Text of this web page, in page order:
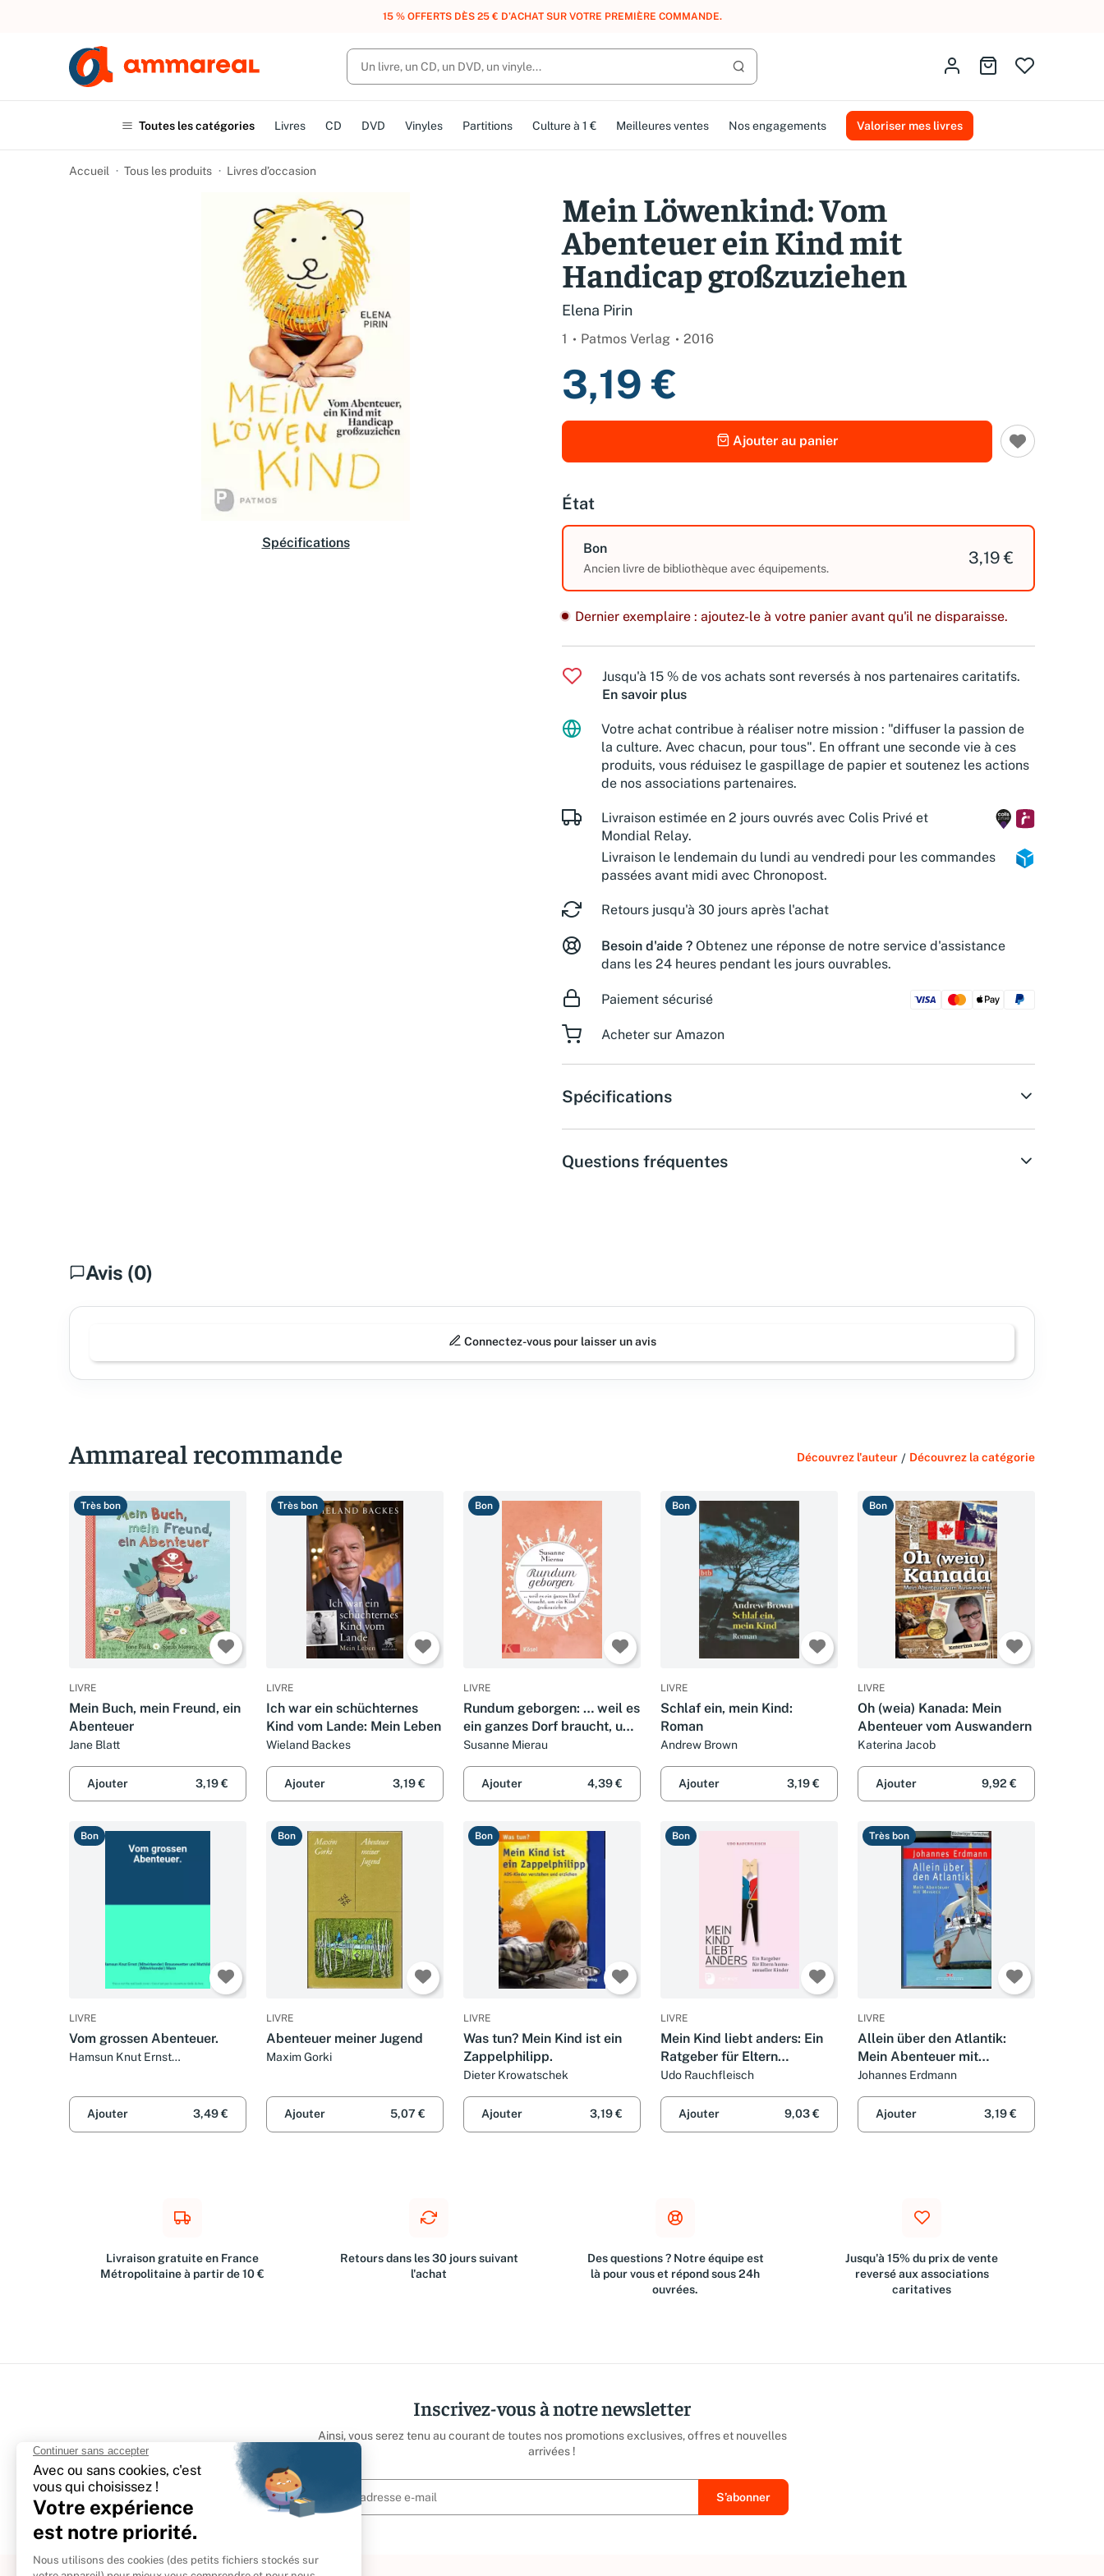
UN ACHAT, DES POINTS, DES RÉCOMPENSES :REJOIGNEZ GRATUITEMENT LE CLUB AMMAREAL.
Lancer la recherche
Identifiez-vousAller au panier
Toutes les catégories Livres CD DVD Vinyles Partitions Culture à 1 € Meilleures ventes Nos engagements Valoriser mes livres
Accueil Tous les produits Livres d’occasion
Spécifications
Mein Löwenkind: Vom
Abenteuer ein Kind mit
Handicap großzuziehen
Elena Pirin
1 Patmos Verlag 2016
3,19 €
Ajouter au panier
État
Bon
Ancien livre de bibliothèque avec équipements.
3,19 €
Dernier exemplaire : ajoutez-le à votre panier avant qu'il ne disparaisse.
Jusqu'à 15 % de vos achats sont reversés à nos partenaires caritatifs.
En savoir plus
Votre achat contribue à réaliser notre mission : "diffuser la passion de
la culture. Avec chacun, pour tous". En offrant une seconde vie à ces
produits, vous réduisez le gaspillage de papier et soutenez les actions
de nos associations partenaires.
Livraison estimée en 2 jours ouvrés avec Colis Privé et
Mondial Relay.
Livraison le lendemain du lundi au vendredi pour les commandes
passées avant midi avec Chronopost.
Retours jusqu'à 30 jours après l'achat
Besoin d'aide ? Obtenez une réponse de notre service d'assistance
dans les 24 heures pendant les jours ouvrables.
Paiement sécurisé
Acheter sur Amazon
Spécifications
Questions fréquentes
Avis (0)
Connectez-vous pour laisser un avis
Ammareal recommande Découvrez l'auteur / Découvrez la catégorie
Très bon
LIVRE
Mein Buch, mein Freund, ein
Abenteuer
Jane Blatt
Ajouter 3,19 €
Très bon
LIVRE
Ich war ein schüchternes
Kind vom Lande: Mein Leben
Wieland Backes
Ajouter 3,19 €
Bon
LIVRE
Rundum geborgen: … weil es
ein ganzes Dorf braucht, um
ein Kind großzuziehen
Susanne Mierau
Ajouter 4,39 €
Bon
LIVRE
Schlaf ein, mein Kind:
Roman
Andrew Brown
Ajouter 3,19 €
Bon
LIVRE
Oh (weia) Kanada: Mein
Abenteuer vom Auswandern
Katerina Jacob
Ajouter 9,92 €
Bon
LIVRE
Vom grossen Abenteuer.
Hamsun Knut Ernst
Ajouter
3,49 €
Bon
LIVRE
Abenteuer meiner Jugend
Maxim Gorki
Ajouter 5,07 €
Bon
LIVRE
Was tun? Mein Kind ist ein
Zappelphilipp.
Dieter Krowatschek
Ajouter 3,19 €
Bon
LIVRE
Mein Kind liebt anders: Ein
Ratgeber für Eltern
homosexueller Kinder
Udo Rauchfleisch
Ajouter 9,03 €
Très bon
LIVRE
Allein über den Atlantik:
Mein Abenteuer mit
MAVERICK
Johannes Erdmann
Ajouter 3,19 €
Livraison gratuite en France
Métropolitaine à partir de 10 €
Retours dans les 30 jours suivant
l'achat
Des questions ? Notre équipe est
là pour vous et répond sous 24h
ouvrées.
Jusqu'à 15% du prix de vente
reversé aux associations
caritatives
Inscrivez-vous à notre newsletter
Ainsi, vous serez tenu au courant de toutes nos promotions exclusives, offres et nouvelles
arrivées !